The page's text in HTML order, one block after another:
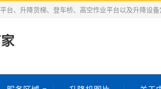
、升降货梯、登车桥、高空作业平台以及升降设备